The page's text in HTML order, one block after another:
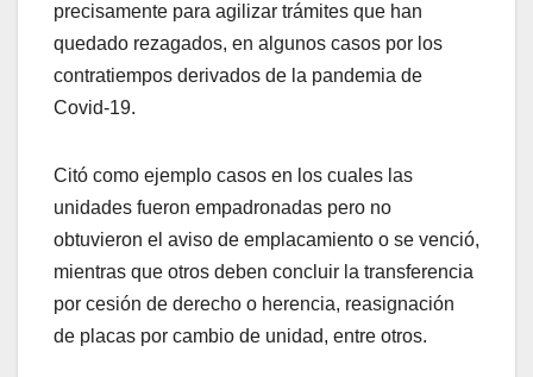
precisamente para agilizar trámites que han
quedado rezagados, en algunos casos por los
contratiempos derivados de la pandemia de
Covid-19.
Citó como ejemplo casos en los cuales las
unidades fueron empadronadas pero no
obtuvieron el aviso de emplacamiento o se venció,
mientras que otros deben concluir la transferencia
por cesión de derecho o herencia, reasignación
de placas por cambio de unidad, entre otros.